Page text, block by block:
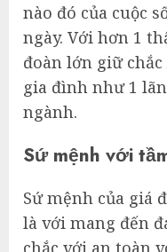
nào đó của cuộc
ngày. Với hơn 1
đoàn lớn giữ
gia đình như 1
ngành.
Sứ mệnh với
Sứ mệnh của giá
là với mang đến
chắc với an toàn